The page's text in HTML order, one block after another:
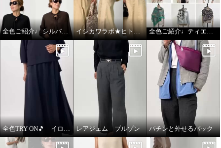
アクアスキュータム 防水・はっ
水・防風 全天候型 ポケッタブル
モッズコート
ネイビー
アクアスキュータム 防水・はっ
水・防風 全天候型 ポケッタブル
モッズコート
ベージュ Ｓ
¥0
全色ご紹介♩ シルバーミントシュガー アンサンブル イシカワラボ★ヒトミ ジャケット全色ご紹介♩
レアジェム ブルゾン パチンと外せるバック